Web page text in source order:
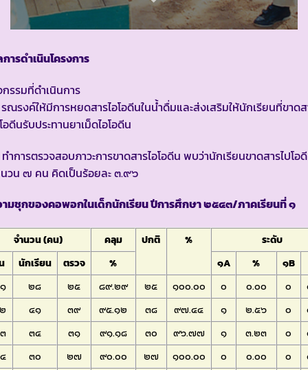
ารดำเนินโครงการ
รรมที่ดำเนินการ
ณรงค์ให้มีการหยดสารไอโอดีนในน้ำดื่มและส่งเสริมให้นักเรียนที่ขาด
อดีนรับประทานยาเม็ดไอโอดีน
ำการตรวจสอบภาวะการขาดสารไอโอดีน พบว่านักเรียนขาดสารไปโอ
วน ๗ คน คิดเป็นร้อยละ ๓.๙๖
มชุกของคอพอกในเด็กนักเรียน ปีการศึกษา ๒๕๔๓/ภาคเรียนที่ ๑
จำนวน (คน) คลุม ปกติ %
ระดับ
นักเรียน ตรวจ % ๑A %
๑B
๒๘ ๒๕ ๘๙.๒๙ ๒๕ ๑๐๐.๐๐ ๐ ๐.๐๐ ๐
๔๑ ๓๙ ๙๕.๑๒ ๓๘ ๙๗.๔๔ ๑ ๒.๕๖ ๐
๓๔ ๓๑ ๙๑.๑๘ ๓๐ ๙๖.๗๗ ๑ ๓.๒๓ ๐
๓๐ ๒๗ ๙๐.๐๐ ๒๗ ๑๐๐.๐๐ ๐ ๐.๐๐ ๐